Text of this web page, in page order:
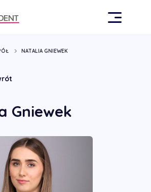
NATALIA GNIEWEK
Gniewek